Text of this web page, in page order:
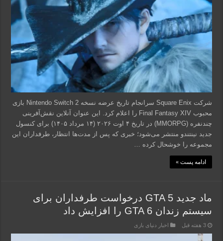
شرکت Square Enix سرانجام تاریخ عرضه نسخه Nintendo Switch 2 بازی
محبوب Final Fantasy XIV را اعلام کرد. این عنوان آنلاین نقش‌آفرینی
چندنفره (MMORPG) در تاریخ ۴ اوت ۲۰۲۶ (۱۴ مرداد ۱۴۰۵) برای کنسول
جدید نینتندو منتشر می‌شود؛ خبری که پس از مدت‌ها انتظار، طرفداران این
مجموعه را خوشحال کرده …
ادامه پست »
ماد جدید GTA 5 درخواست طرفداران برای
سیستم زندان GTA 6 را افزایش داد
3 هفته قبل اخبار دنیای بازی